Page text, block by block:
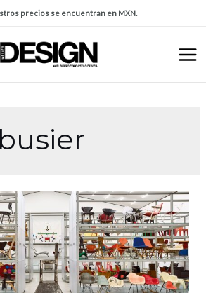
precios se encuentran en MXN.